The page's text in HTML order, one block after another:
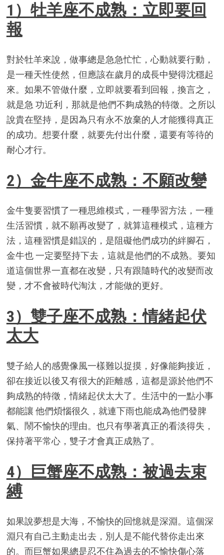
1）牡羊座不成熟：立即要回
報
對於牡羊來說，做事總是急急忙忙，心動就要行動，
是一種天性使然，但應該在歲月的成長中變得沈穩起
來。如果不管做什麼，立即就要看到回報，換言之，
就是急 功近利，那就是他們不夠成熟的特徵。之所以
說貴在堅持，是因為只有永不放棄的人才能獲得真正
的成功。想要什麼，就要先付出什麼，還要有等待的
耐心才行。
2）金牛座不成熟：不願改變
金牛隻要習慣了一種思維模式，一種學習方法，一種
生活習慣，就不願再改變了，就算這種模式，這種方
法，這種習慣是錯誤的，是阻礙他們成功的絆腳石，
金牛也 一定要堅持下去，這就是他們的不成熟。要知
道這個世界一直都在改變，只有跟隨時代的改變而改
變，才不會被時代淘汰，才能做的更好。
3）雙子座不成熟：情緒起伏
太大
雙子給人的感覺像風一樣難以捉摸，好像能夠接近，
卻在接近以後又有很大的距離感，這都是源於他們不
夠成熟的特徵，情緒起伏太大了。生活中的一點小事
都能讓 他們煩惱很久，就連下雨也能成為他們發脾
氣、鬧不愉快的理由。也只有學著真正的看淡得失，
保持著平常心，雙子才會真正成熟了。
4）巨蟹座不成熟：被過去束
縛
如果說夢想是大海，不愉快的回憶就是深淵。這個深
淵只有自己主動走出去，別人是不能代替你走出來
的。而巨蟹如果總是忍不住為過去的不愉快傷心落